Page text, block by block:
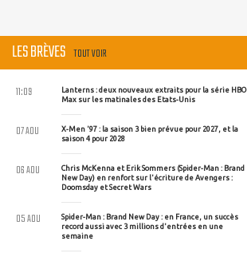
LES BRÈVES TOUT VOIR
Lanterns : deux nouveaux extraits pour la série HBO
Max sur les matinales des Etats-Unis
11:09
X-Men '97 : la saison 3 bien prévue pour 2027, et la
saison 4 pour 2028
07 AOU
Chris McKenna et Erik Sommers (Spider-Man : Brand
New Day) en renfort sur l'écriture de Avengers :
Doomsday et Secret Wars
06 AOU
Spider-Man : Brand New Day : en France, un succès
record aussi avec 3 millions d'entrées en une
semaine
05 AOU